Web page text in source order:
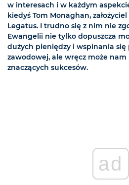
w interesach i w każdym
kiedyś Tom Monaghan,
Legatus. I trudno się z nim nie
Ewangelii nie tylko dopuszcza
dużych pieniędzy i wspinania się
zawodowej, ale wręcz może
znaczących sukcesów.
ad